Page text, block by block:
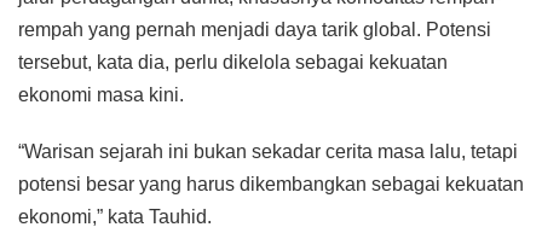
rempah yang pernah menjadi daya tarik global. Potensi
tersebut, kata dia, perlu dikelola sebagai kekuatan
ekonomi masa kini.
“Warisan sejarah ini bukan sekadar cerita masa lalu, tetapi
potensi besar yang harus dikembangkan sebagai kekuatan
ekonomi,” kata Tauhid.